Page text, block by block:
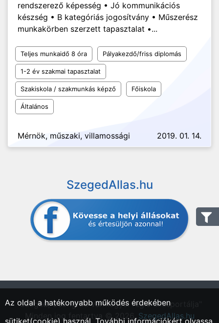
rendszerező képesség • Jó kommunikációs
készség • B kategóriás jogosítvány • Műszerész
munkakörben szerzett tapasztalat •...
Teljes munkaidő 8 óra Pályakezdő/friss diplomás
1-2 év szakmai tapasztalat
Szakiskola / szakmunkás képző Főiskola
Általános
Mérnök, műszaki, villamossági 2019. 01. 14.
SzegedAllas.hu
"Szeged, Csongrád vármegyei régió állásportálja"
Minden jog fentartva © 2026. SzegedAllas.hu
Az oldal a hatékonyabb működés érdekében
sütiket(cookie) használ. További információkért olvassa